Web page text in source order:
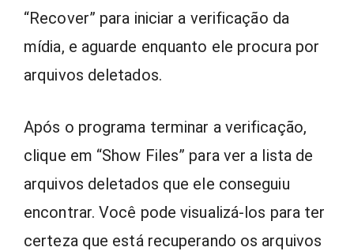
“Recover” para iniciar a verificação da
mídia, e aguarde enquanto ele procura por
arquivos deletados.
Após o programa terminar a verificação,
clique em “Show Files” para ver a lista de
arquivos deletados que ele conseguiu
encontrar. Você pode visualizá-los para ter
certeza que está recuperando os arquivos